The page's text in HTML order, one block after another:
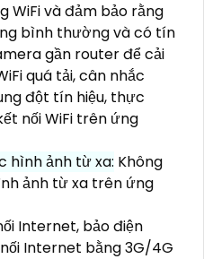
WiFi và đảm bảo rằng
bình thường và có tín
gần router để cải
quá tải, cân nhắc
đột tín hiệu, thực
nối WiFi trên ứng
hình ảnh từ xa: Không
ảnh từ xa trên ứng
Internet, bảo điện
Internet bằng 3G/4G